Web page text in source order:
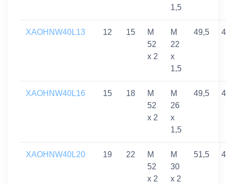
1,5
XAOHNW40L13 12 15
M
52
x 2
M
22
x
1,5
49,5
XAOHNW40L16 15 18
M
52
x 2
M
26
x
1,5
49,5
XAOHNW40L20 19 22
M
52
x 2
M
30
x 2
51,5